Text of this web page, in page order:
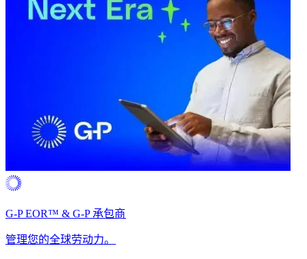
G-P EOR™ & G-P 承包商​​
管理您的全球劳动力。​​